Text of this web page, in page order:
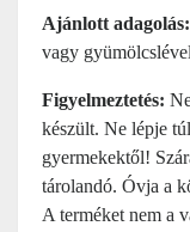
Ajánlott adagolás:
vagy
Figyelmeztetés:
készült. Ne lépje
gyermekektől!
tárolandó. Óvja a
A terméket nem a